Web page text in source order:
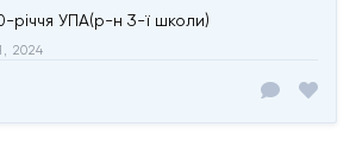
річчя УПА(р-н 3-ї школи)
2024